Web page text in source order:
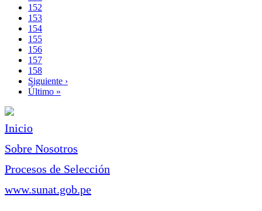
Page
152
Page
153
Página
actual
154
Page
155
Page
156
Page
157
Page
158
Siguiente
página
Siguiente ›
Última
Último »
Inicio
Sobre Nosotros
Procesos de Selección
www.sunat.gob.pe